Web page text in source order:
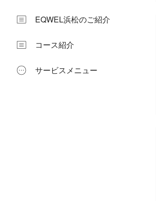
EQWEL浜松のご紹介
コース紹介
サービスメニュー